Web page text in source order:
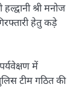
श्री मनोज
हेतु कड़े
में
टीम गठित की